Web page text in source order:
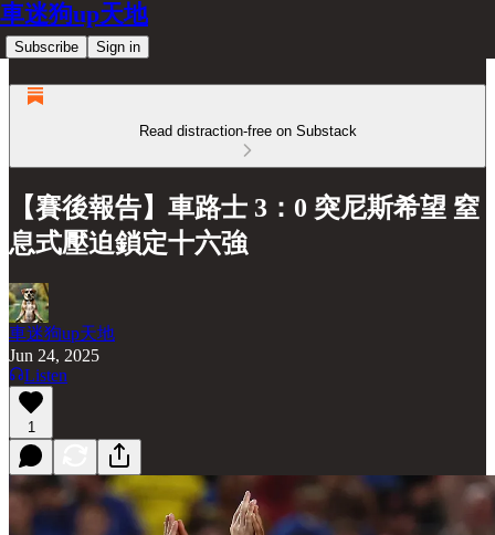
車迷狗up天地
Subscribe Sign in
Read distraction-free on Substack
【賽後報告】車路士 3：0 突尼斯希望 窒
息式壓迫鎖定十六強
車迷狗up天地
Jun 24, 2025
Listen
1